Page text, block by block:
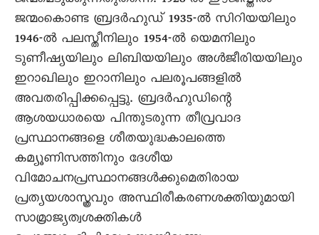
ജന്മംകൊണ്ട ബ്രദർഹുഡ് 1935-ൽ സിറിയയിലും
1946-ൽ പലസ്തീനിലും 1954-ൽ യെമനിലും
ടുണീഷ്യയിലും ലിബിയയിലും അൾജീരിയയിലും
ഇറാഖിലും ഇറാനിലും പലരൂപങ്ങളിൽ
അവതരിപ്പിക്കപ്പെട്ടു. ബ്രദർഹുഡിന്റെ
ആശയധാരയെ പിന്തുടരുന്ന തീവ്രവാദ
പ്രസ്ഥാനങ്ങളെ ശീതയുദ്ധകാലത്തെ
കമ്യൂണിസത്തിനും ദേശീയ
വിമോചനപ്രസ്ഥാനങ്ങൾക്കുമെതിരായ
പ്രത്യയശാസ്ത്രവും അസ്ഥിരീകരണശക്തിയുമായി
സാമ്രാജ്യത്വശക്തികൾ